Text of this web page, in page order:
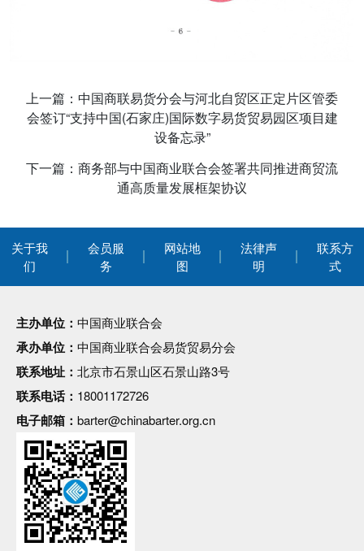
上一篇：中国商联易货分会与河北自贸区正定片区管委
会签订“支持中国(石家庄)国际数字易货贸易园区项目建
设备忘录”
下一篇：商务部与中国商业联合会签署共同推进商贸流
通高质量发展框架协议
关于我
们
会员服
务
网站地
图
法律声
明
联系方
式
主办单位： 中国商业联合会
承办单位： 中国商业联合会易货贸易分会
联系地址： 北京市石景山区石景山路3号
联系电话： 18001172726
电子邮箱： barter@chinabarter.org.cn